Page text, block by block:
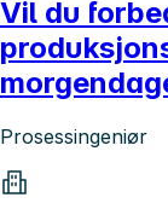
Vil du
Prosessingeniør